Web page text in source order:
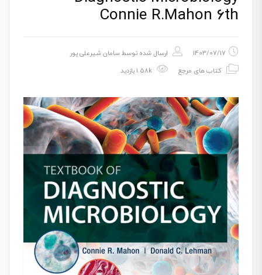
Connie R.Mahon 6th
1403/07/17 ارسال شده توسطسامان شیرعلی پور
کتاب های مرجع